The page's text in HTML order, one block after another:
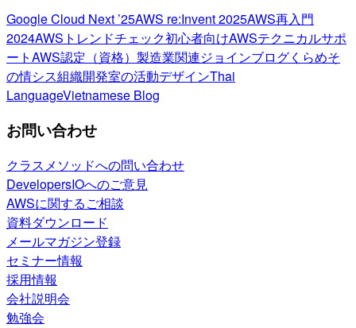
Google Cloud Next ’25AWS re:Invent 2025AWS再入門
2024AWSトレンドチェック初心者向けAWSテクニカルサポ
ートAWS認定（資格） 製造業関連ジョインブログくらめそ
の情シス組織開発室の活動デザインThai
LanguageVietnamese Blog
お問い合わせ
クラスメソッドへの問い合わせ
DevelopersIOへのご意見
AWSに関するご相談
資料ダウンロード
メールマガジン登録
セミナー情報
採用情報
会社説明会
勉強会